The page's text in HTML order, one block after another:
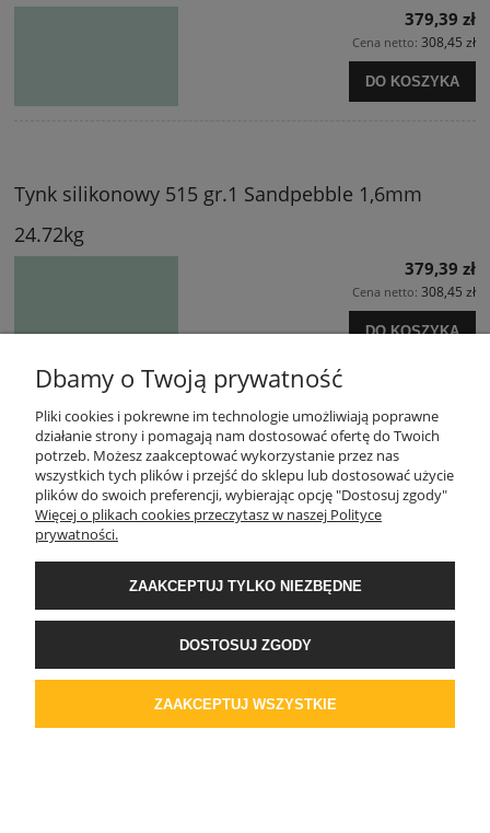
379,39 zł
Cena netto: 308,45 zł
DO KOSZYKA
Tynk silikonowy 515 gr.1 Sandpebble 1,6mm
24.72kg
379,39 zł
Cena netto: 308,45 zł
DO KOSZYKA
Tynk silikonowy 516 gr.1 Sandpebble 1,6mm
24.72kg
Tynk silikonowy 517 gr.2 Sandpebble 1,6mm
24.72kg
Dbamy o Twoją prywatność
Pliki cookies i pokrewne im technologie umożliwiają poprawne
działanie strony i pomagają nam dostosować ofertę do Twoich
potrzeb. Możesz zaakceptować wykorzystanie przez nas
wszystkich tych plików i przejść do sklepu lub dostosować użycie
plików do swoich preferencji, wybierając opcję "Dostosuj zgody"
Więcej o plikach cookies przeczytasz w naszej Polityce
prywatności.
ZAAKCEPTUJ TYLKO NIEZBĘDNE
DOSTOSUJ ZGODY
ZAAKCEPTUJ WSZYSTKIE